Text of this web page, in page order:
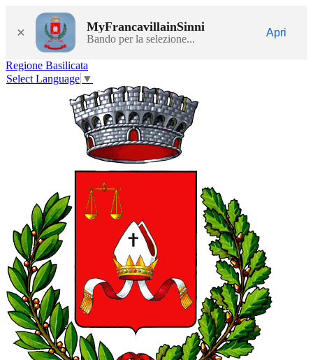
× MyFrancavillainSinni
Bando per la selezione...
Apri
Regione Basilicata
Select Language ▼